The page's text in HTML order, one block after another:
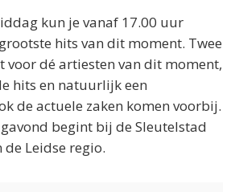
kun je vanaf 17.00 uur
hits van dit moment. Twee
voor dé artiesten van dit moment,
hits en natuurlijk een
de actuele zaken komen voorbij.
begint bij de Sleutelstad
Leidse regio.